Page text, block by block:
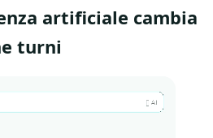
artificiale cambia
turni